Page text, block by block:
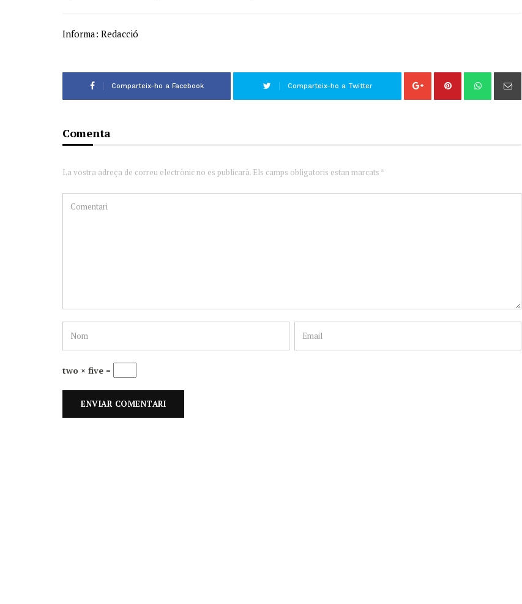
Informa: Redacció
Comparteix-ho a Facebook Comparteix-ho a Twitter
Comenta
La vostra adreça de correu electrònic no es publicarà. Els camps obligatoris estan marcats *
two × five =